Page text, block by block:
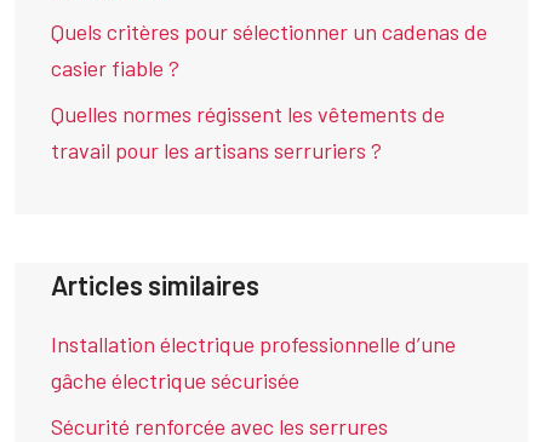
Quels critères pour sélectionner un cadenas de
casier fiable ?
Quelles normes régissent les vêtements de
travail pour les artisans serruriers ?
Articles similaires
Installation électrique professionnelle d’une
gâche électrique sécurisée
Sécurité renforcée avec les serrures